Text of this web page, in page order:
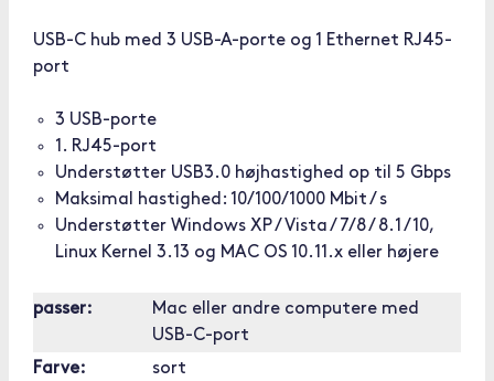
USB-C hub med 3 USB-A-porte og 1 Ethernet RJ45-
port
3 USB-porte
1. RJ45-port
Understøtter USB3.0 højhastighed op til 5 Gbps
Maksimal hastighed: 10/100/1000 Mbit / s
Understøtter Windows XP / Vista / 7/8 / 8.1 / 10,
Linux Kernel 3.13 og MAC OS 10.11.x eller højere
passer:
Mac eller andre computere med
USB-C-port
Farve:
sort